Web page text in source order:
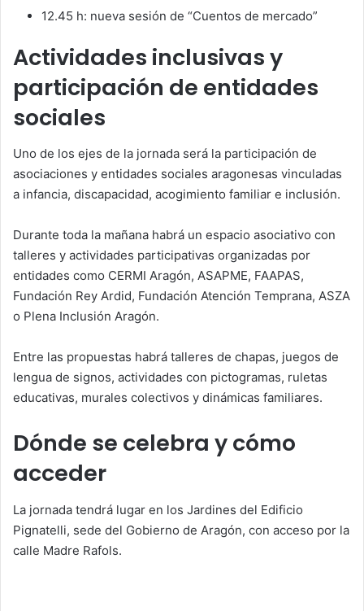
12.45 h: nueva sesión de “Cuentos de mercado”
Actividades inclusivas y
participación de entidades
sociales
Uno de los ejes de la jornada será la participación de
asociaciones y entidades sociales aragonesas vinculadas
a infancia, discapacidad, acogimiento familiar e inclusión.
Durante toda la mañana habrá un espacio asociativo con
talleres y actividades participativas organizadas por
entidades como CERMI Aragón, ASAPME, FAAPAS,
Fundación Rey Ardid, Fundación Atención Temprana, ASZA
o Plena Inclusión Aragón.
Entre las propuestas habrá talleres de chapas, juegos de
lengua de signos, actividades con pictogramas, ruletas
educativas, murales colectivos y dinámicas familiares.
Dónde se celebra y cómo
acceder
La jornada tendrá lugar en los Jardines del Edificio
Pignatelli, sede del Gobierno de Aragón, con acceso por la
calle Madre Rafols.